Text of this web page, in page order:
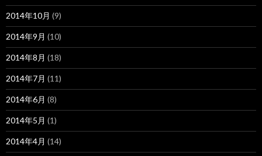
2014年10月 (9)
2014年9月 (10)
2014年8月 (18)
2014年7月 (11)
2014年6月 (8)
2014年5月 (1)
2014年4月 (14)